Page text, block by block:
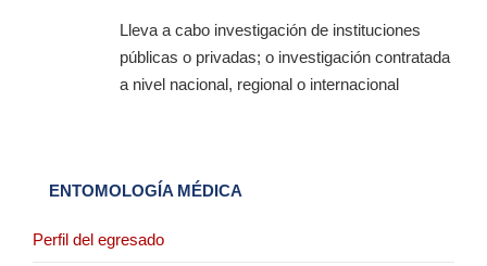
Lleva a cabo investigación de instituciones
públicas o privadas; o investigación contratada
a nivel nacional, regional o internacional
ENTOMOLOGÍA MÉDICA
Perfil del egresado